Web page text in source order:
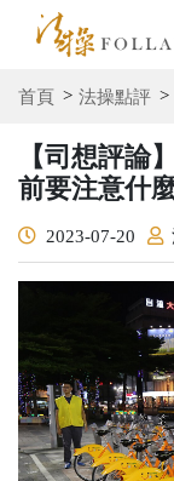
首頁 法操點評
【司想評論
前要注意什
2023-07-20